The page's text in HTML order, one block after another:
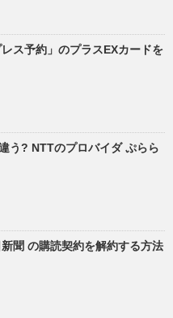
ス予約」のプラスEXカードを
う? NTTのプロバイダ ぷらら
聞 の購読契約を解約する方法